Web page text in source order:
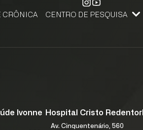
CRÔNICA CENTRO DE PESQUISA
Ivonne
Hospital Cristo Redentor
Av. Cinquentenário, 560